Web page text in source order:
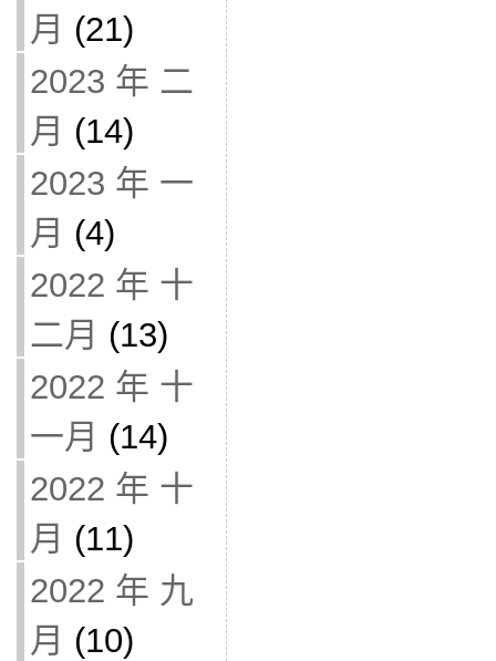
月 (21)
2023 年 二
月 (14)
2023 年 一
月 (4)
2022 年 十
二月 (13)
2022 年 十
一月 (14)
2022 年 十
月 (11)
2022 年 九
月 (10)